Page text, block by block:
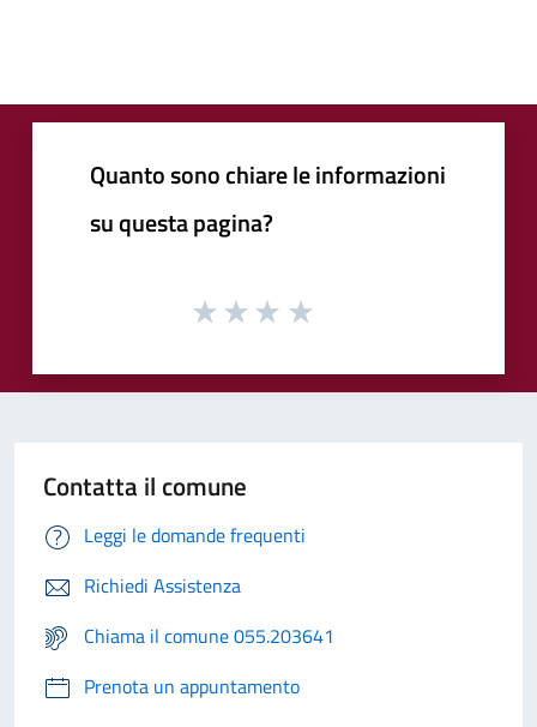
Quanto sono chiare le informazioni
su questa pagina?
Contatta il comune
Leggi le domande frequenti
Richiedi Assistenza
Chiama il comune 055.203641
Prenota un appuntamento